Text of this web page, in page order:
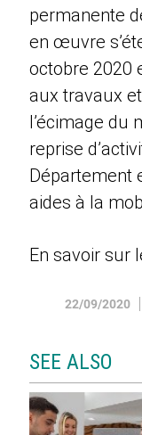
permanente
en œuvre
octobre 2020
aux travaux
l’écimage du
reprise
Département
aides à la
En savoir sur
22/09/2020
SEE ALSO